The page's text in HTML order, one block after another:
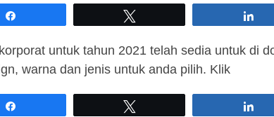
untuk tahun 2021 telah sedia untuk di
warna dan jenis untuk anda pilih. Klik